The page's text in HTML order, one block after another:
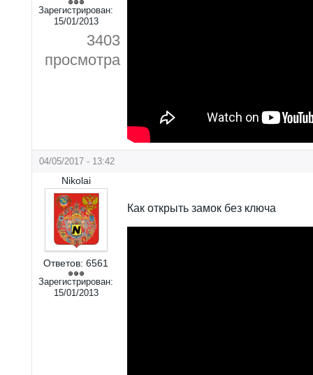
Зарегистрирован:
15/01/2013
3403
просмотра
04/05/2017 - 13:42
Nikolai
Ответов: 6561
Зарегистрирован:
15/01/2013
Как открыть замок без ключа